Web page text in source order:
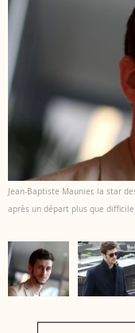
Jean-Baptiste Maunier, la star
après un départ plus que difficile